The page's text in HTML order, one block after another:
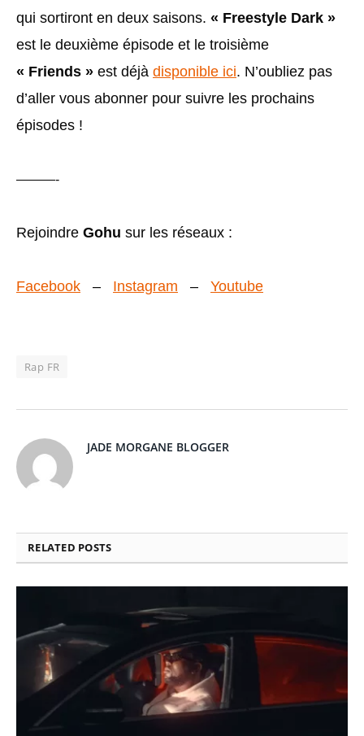
qui sortiront en deux saisons. « Freestyle Dark »
est le deuxième épisode et le troisième
« Friends » est déjà disponible ici. N’oubliez pas
d’aller vous abonner pour suivre les prochains
épisodes !
———-
Rejoindre Gohu sur les réseaux :
Facebook – Instagram – Youtube
Rap FR
JADE MORGANE BLOGGER
RELATED POSTS